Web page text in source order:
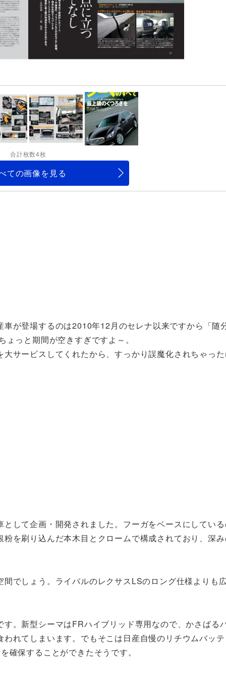
合計枚数4枚
ての画像を見る
が登場するのは2010年12月のセレナ以来ですから「随
っと期間が空きすぎですよ～。
サービスしてくれたから、すっかり誤魔化されちゃっ
して企画・開発されました。フーガをベースにしてい
を刷り込んだ本木目とクロームで構成されており、深
でしょう。ライバルのレクサスLSのロング仕様よりも
。新型シーマはFRハイブリッド専用なので、かさばる
れてしまいます。でもそこは日産自慢のリチウムバッ
確保することができたそうです。